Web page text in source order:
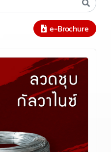
e-Brochure